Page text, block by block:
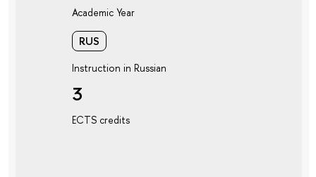
Academic Year
RUS
Instruction in Russian
3
ECTS credits